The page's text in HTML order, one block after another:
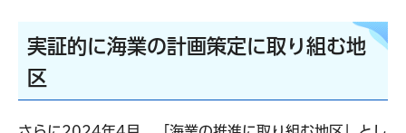
実証的に海業の計画策定に取り組む地
区